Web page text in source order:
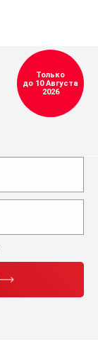
Только
до 10 Августа
2026